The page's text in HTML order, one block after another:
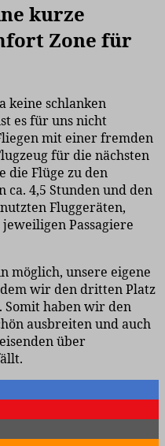
kurze
Zone für
keine schlanken
es für uns nicht
mit einer fremden
für die nächsten
die Flüge zu den
4,5 Stunden und den
Fluggeräten,
Passagiere
möglich, unsere eigene
wir den dritten Platz
Somit haben wir den
ausbreiten und auch
über